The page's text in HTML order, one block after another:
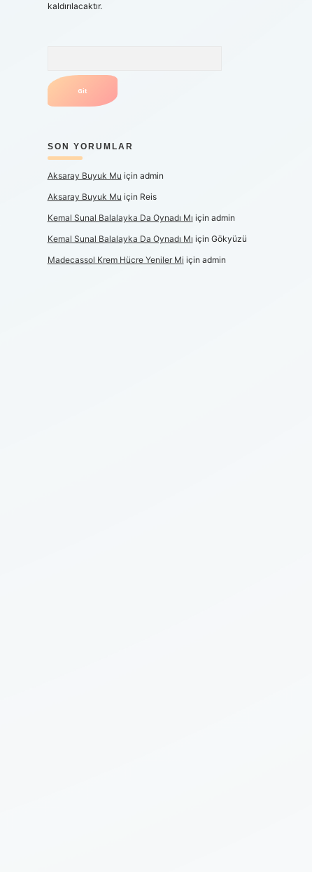
kaldırılacaktır.
SON YORUMLAR
Aksaray Buyuk Mu için admin
Aksaray Buyuk Mu için Reis
Kemal Sunal Balalayka Da Oynadı Mı için admin
Kemal Sunal Balalayka Da Oynadı Mı için Gökyüzü
Madecassol Krem Hücre Yeniler Mi için admin